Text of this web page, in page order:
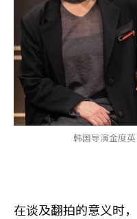
韩国导演金度英
在谈及翻拍的意义时